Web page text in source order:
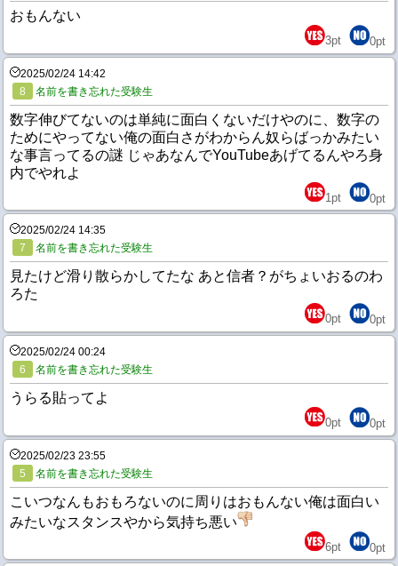
おもんない
3pt 0pt
2025/02/24 14:42
8
名前を書き忘れた受験生
数字伸びてないのは単純に面白くないだけやのに、数字の
ためにやってない俺の面白さがわからん奴らばっかみたい
な事言ってるの謎 じゃあなんでYouTubeあげてるんやろ身
内でやれよ
1pt 0pt
2025/02/24 14:35
7
名前を書き忘れた受験生
見たけど滑り散らかしてたな あと信者？がちょいおるのわ
ろた
0pt 0pt
2025/02/24 00:24
6
名前を書き忘れた受験生
うらる貼ってよ
0pt 0pt
2025/02/23 23:55
5
名前を書き忘れた受験生
こいつなんもおもろないのに周りはおもんない俺は面白い
みたいなスタンスやから気持ち悪い
6pt 0pt